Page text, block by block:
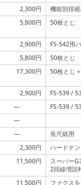
2,300円
機能別排
5,800円 50枚とじ
2,900円
FS-542用
5,800円
50枚とじ
17,300円 50枚とじ
2,900円
FS-539 /
—
FS-539 /
—
—
長尺紙用
2,300円
ハードテ
11,500円
スーパー
2回線増設
11,500円
ファクス